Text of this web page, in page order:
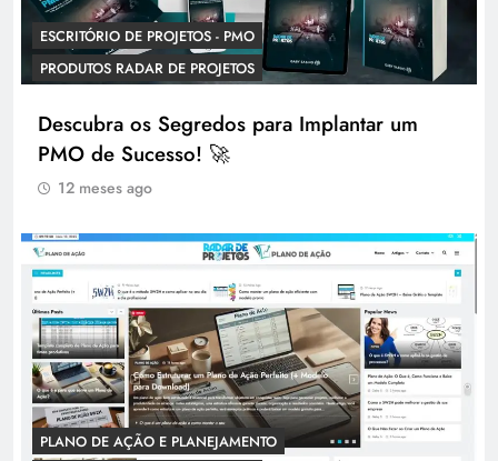
ESCRITÓRIO DE PROJETOS - PMO
PRODUTOS RADAR DE PROJETOS
Descubra os Segredos para Implantar um
PMO de Sucesso! 🚀
12 meses ago
PLANO DE AÇÃO E PLANEJAMENTO